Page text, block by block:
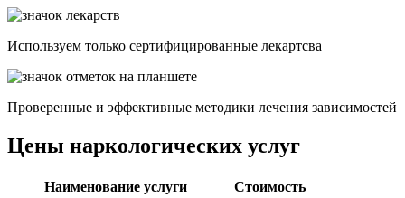
Используем только сертифицированные лекартсва
Проверенные и эффективные методики лечения зависимостей
Цены наркологических услуг
Наименование услуги
Стоимость